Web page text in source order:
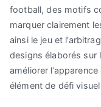
football, des motifs
marquer clairement
ainsi le jeu et
designs élaborés sur
améliorer
élément de défi